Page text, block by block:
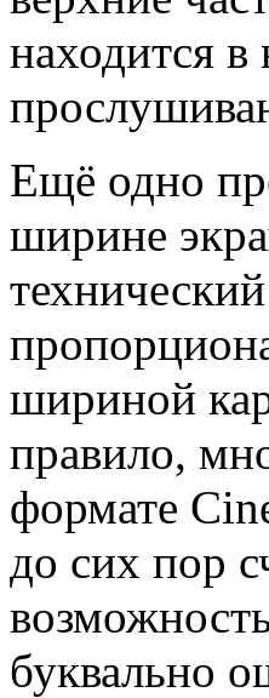
находится в
Ещё одно
ширине
шириной
правило,
формате
до сих пор
буквально